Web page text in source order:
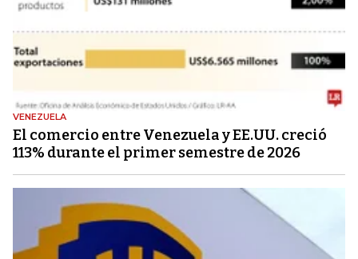
VENEZUELA
El comercio entre Venezuela y EE.UU. creció
113% durante el primer semestre de 2026